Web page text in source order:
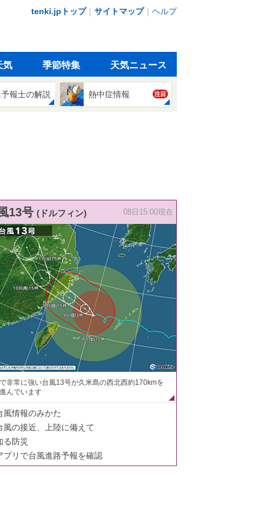
tenki.jpトップ｜ サイトマップ｜ ヘルプ
気 季節特集 天気ニュース
報士の解説 熱中症情報 注目
13号 (ドルフィン) 08日15:00現在
非常に強い台風13号が久米島の西北西約170kmを
んでいます
風情報のみかた
風の接近、上陸に備えて
る防災
プリで台風進路予報を確認